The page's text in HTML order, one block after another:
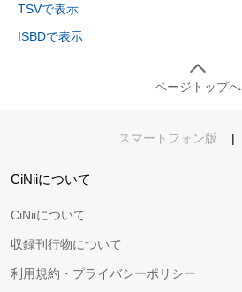
TSVで表示
ISBDで表示
ページトップへ
スマートフォン版 |
CiNiiについて
CiNiiについて
収録刊行物について
利用規約・プライバシーポリシー